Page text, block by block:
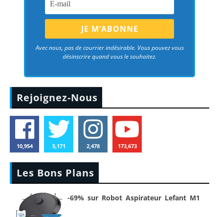
Avec nous, pas de courrier indésirable. Vous pouvez vous
désinscrire quand vous le souhaitez.
Rejoignez-Nous
10,954 5,171 2,478 173,673
Les Bons Plans
-69% sur Robot Aspirateur Lefant M1